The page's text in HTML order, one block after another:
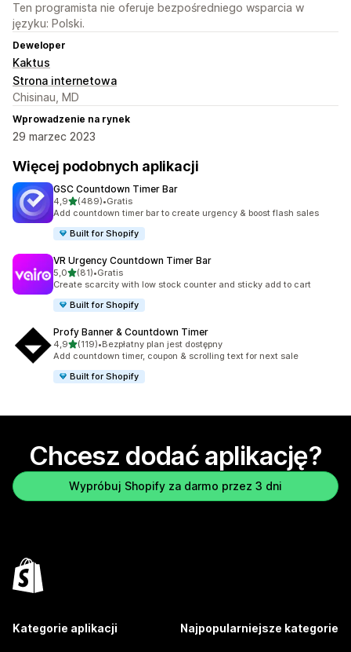
Ten programista nie oferuje bezpośredniego wsparcia w
języku: Polski.
Deweloper
Kaktus
Strona internetowa
Chisinau, MD
Wprowadzenie na rynek
29 marzec 2023
Więcej podobnych aplikacji
GSC Countdown Timer Bar
4,9na 5 gwiazdek
(489)
Łączna liczba recenzji: 489
•Gratis
Add countdown timer bar to create urgency & boost flash sales
Built for Shopify
VR Urgency Countdown Timer Bar
5,0na 5 gwiazdek
(81)
Łączna liczba recenzji: 81
•Gratis
Create scarcity with low stock counter and sticky add to cart
Built for Shopify
Profy Banner & Countdown Timer
4,9na 5 gwiazdek
(119)
Łączna liczba recenzji: 119
•Bezpłatny plan jest dostępny
Add countdown timer, coupon & scrolling text for next sale
Built for Shopify
Chcesz dodać aplikację?
Wypróbuj Shopify za darmo przez 3 dni
Kategorie aplikacji Najpopularniejsze kategorie